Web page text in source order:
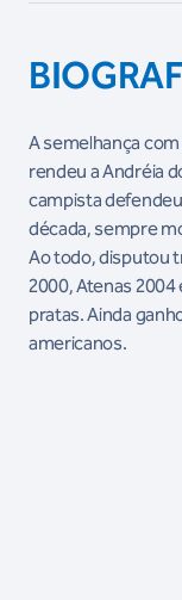
A semelhança
rendeu a Andréia
campista
década, sempre
Ao todo, disputou
2000, Atenas
pratas. Ainda
americanos.